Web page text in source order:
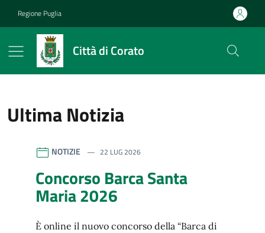
Regione Puglia
Città di Corato
riferimento blocco
Ultima Notizia
Città di Corato
Contenuti in evidenza
NOTIZIE 22 LUG 2026
Concorso Barca Santa
Maria 2026
È online il nuovo concorso della “Barca di